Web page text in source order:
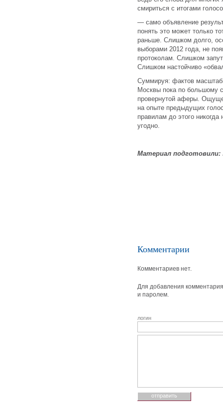
смириться с итогами
— само объявление
понять это может только
раньше. Слишком долго,
выборами 2012 года, не
протоколам. Слишком
Слишком настойчиво
Суммируя: фактов
Москвы пока по большому
провернутой аферы.
на опыте предыдущих
правилам до этого
угодно.
Материал подготовили:
Комментарии
Комментариев нет.
Для добавления
и паролем.
логин